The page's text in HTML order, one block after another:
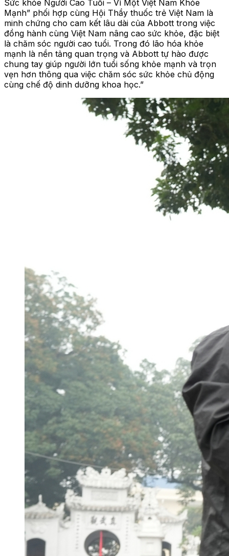
Sức khỏe Người Cao Tuổi – Vì Một Việt Nam Khỏe
Mạnh” phối hợp cùng Hội Thầy thuốc trẻ Việt Nam là
minh chứng cho cam kết lâu dài của Abbott trong việc
đồng hành cùng Việt Nam nâng cao sức khỏe, đặc biệt
là chăm sóc người cao tuổi. Trong đó lão hóa khỏe
mạnh là nền tảng quan trọng và Abbott tự hào được
chung tay giúp người lớn tuổi sống khỏe mạnh và trọn
vẹn hơn thông qua việc chăm sóc sức khỏe chủ động
cùng chế độ dinh dưỡng khoa học.”